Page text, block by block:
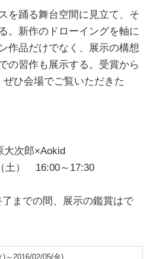
を踊る舞台空間に見立て、そ
。新作のドローイングを軸に
作品だけでなく、展示の構想
の習作も展示する。受賞から
ひ会場でご覧いただきた
次郎×Aokid
土） 16:00～17:30
までの間、展示の鑑賞はで
)～2016/02/05(金)